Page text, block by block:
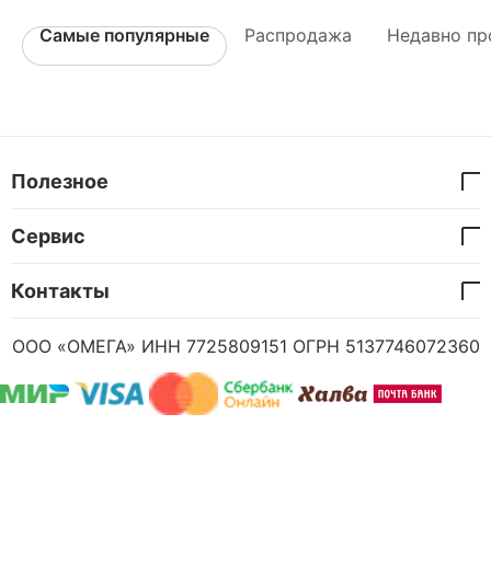
Самые популярные Распродажа Недавно
Полезное
Сервис
Контакты
ООО «ОМЕГА» ИНН 7725809151 ОГРН 5137746072360